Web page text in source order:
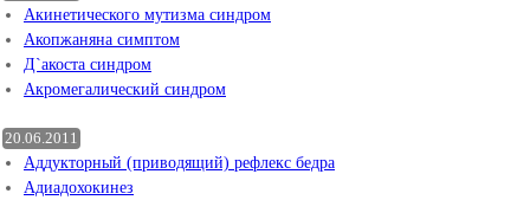
Акинетического мутизма синдром
Акопжаняна симптом
Д`акоста синдром
Акромегалический синдром
20.06.2011
Аддукторный (приводящий) рефлекс бедра
Адиадохокинез